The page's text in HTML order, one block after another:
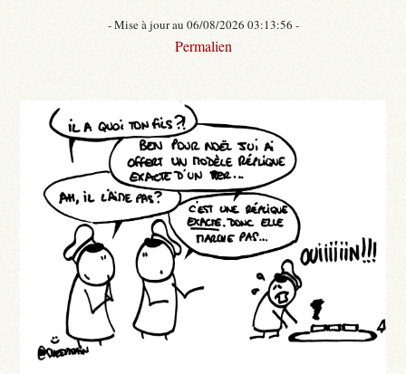
- Mise à jour au 06/08/2026 03:13:56 -
Permalien